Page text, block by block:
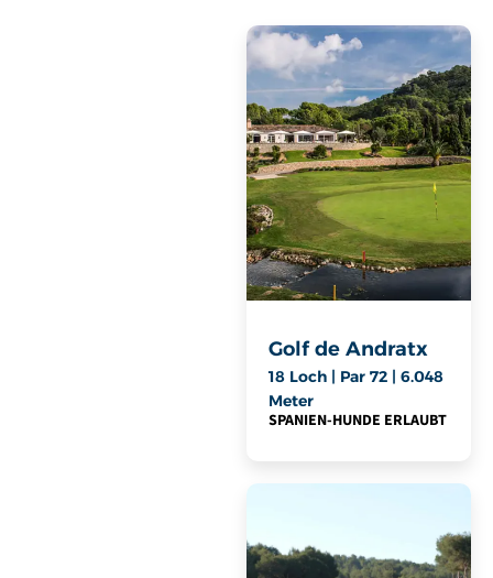
Golf de Andratx
18 Loch | Par 72 | 6.048
Meter
SPANIEN-HUNDE ERLAUBT